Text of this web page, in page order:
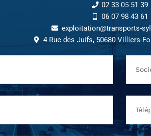
02 33 05 51 39
06 07 98 43 61
exploitation@transports-
4 Rue des Juifs, 50680 Villiers-